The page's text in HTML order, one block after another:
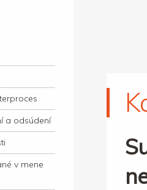
justície
a odsúdení
v mene